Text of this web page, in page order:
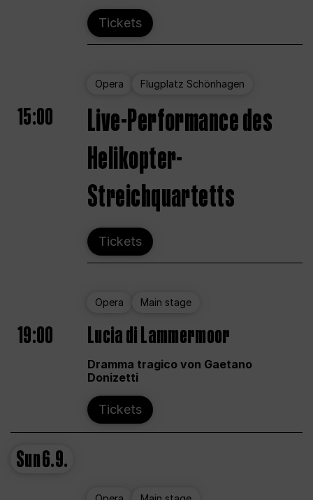
Tickets
Opera Flugplatz Schönhagen
15:00
Live-Performance des
Helikopter-
Streichquartetts
Tickets
Opera Main stage
19:00 Lucia di Lammermoor
Dramma tragico von Gaetano
Donizetti
Tickets
Sun6.9.